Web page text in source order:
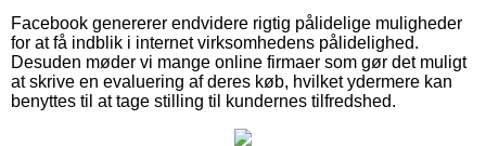
Facebook genererer endvidere rigtig pålidelige muligheder
for at få indblik i internet virksomhedens pålidelighed.
Desuden møder vi mange online firmaer som gør det muligt
at skrive en evaluering af deres køb, hvilket ydermere kan
benyttes til at tage stilling til kundernes tilfredshed.